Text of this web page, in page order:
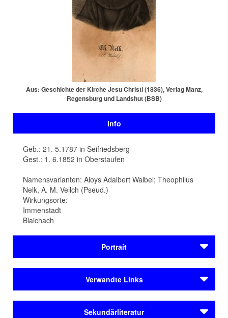
Aus: Geschichte der Kirche Jesu Christi (1836), Verlag Manz,
Regensburg und Landshut (BSB)
Info
Geb.: 21. 5.1787 in Seifriedsberg
Gest.: 1. 6.1852 in Oberstaufen
Namensvarianten: Aloys Adalbert Waibel; Theophilus
Nelk, A. M. Veilch (Pseud.)
Wirkungsorte:
Immenstadt
Blaichach
Portrait
Seifriedsberg in der ehemaligen Grafschaft Königs­egg-
geboren. Der Pater verfasst zahlreiche theologische und
Verwandte Links
König, JochenSekundärliteratur